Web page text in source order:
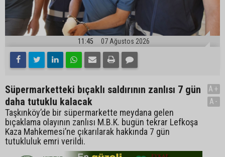
11:45 07 Ağustos 2026
Süpermarketteki bıçaklı saldırının zanlısı 7 gün
daha tutuklu kalacak
Taşkınköy’de bir süpermarkette meydana gelen
bıçaklama olayının zanlısı M.B.K. bugün tekrar Lefkoşa
Kaza Mahkemesi’ne çıkarılarak hakkında 7 gün
tutukluluk emri verildi.
A+
A-